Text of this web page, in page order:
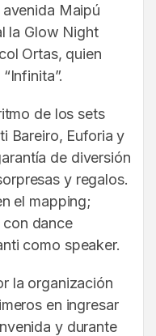
Maipú
la Glow Night
Ortas, quien
de los sets
Bareiro, Euforia y
de diversión
y regalos.
el mapping;
con dance
como speaker.
la organización
en ingresar
y durante